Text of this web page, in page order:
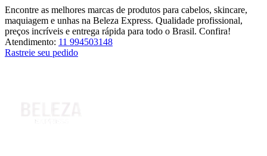
Encontre as melhores marcas de produtos para cabelos, skincare,
maquiagem e unhas na Beleza Express. Qualidade profissional,
preços incríveis e entrega rápida para todo o Brasil. Confira!
Atendimento: 11 994503148
Rastreie seu pedido